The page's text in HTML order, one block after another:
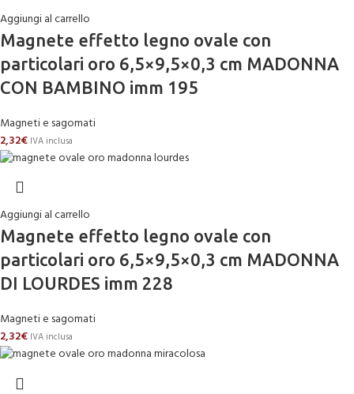
Aggiungi al carrello
Magnete effetto legno ovale con
particolari oro 6,5×9,5×0,3 cm MADONNA
CON BAMBINO imm 195
Magneti e sagomati
2,32€ IVA inclusa
Aggiungi al carrello
Magnete effetto legno ovale con
particolari oro 6,5×9,5×0,3 cm MADONNA
DI LOURDES imm 228
Magneti e sagomati
2,32€ IVA inclusa